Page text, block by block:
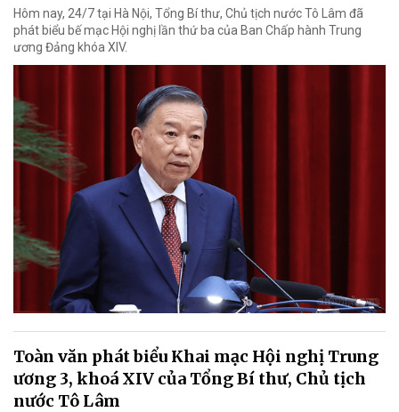
Hôm nay, 24/7 tại Hà Nội, Tổng Bí thư, Chủ tịch nước Tô Lâm đã
phát biểu bế mạc Hội nghị lần thứ ba của Ban Chấp hành Trung
ương Đảng khóa XIV.
Toàn văn phát biểu Khai mạc Hội nghị Trung
ương 3, khoá XIV của Tổng Bí thư, Chủ tịch
nước Tô Lâm